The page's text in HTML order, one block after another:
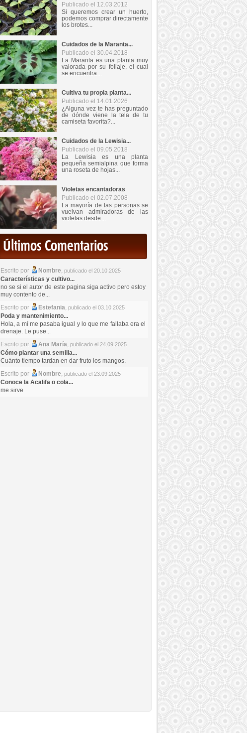
Publicado el 12.03.2012
Si queremos crear un huerto,
podemos comprar directamente
los brotes...
Cuidados de la Maranta...
Publicado el 30.04.2018
La Maranta es una planta muy
valorada por su follaje, el cual
se encuentra...
Cultiva tu propia planta...
Publicado el 14.01.2026
¿Alguna vez te has preguntado
de dónde viene la tela de tu
camiseta favorita?...
Cuidados de la Lewisia...
Publicado el 09.05.2018
La Lewisia es una planta
pequeña semialpina que forma
una roseta de hojas...
Violetas encantadoras
Publicado el 02.07.2008
La mayoría de las personas se
vuelvan admiradoras de las
violetas desde...
Últimos Comentarios
Escrito por Nombre, publicado el 20.10.2025
Características y cultivo...
no se si el autor de este pagina siga activo pero estoy
muy contento de...
Escrito por
Estefania, publicado el 03.10.2025
Poda y mantenimiento...
Hola, a mí me pasaba igual y lo que me fallaba era el
drenaje. Le puse...
Escrito por
Ana María, publicado el 24.09.2025
Cómo plantar una semilla...
Cuánto tiempo tardan en dar fruto los mangos.
Escrito por
Nombre, publicado el 23.09.2025
Conoce la Acalifa o cola...
me sirve